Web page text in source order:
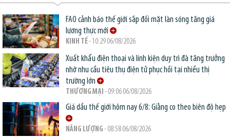
FAO cảnh báo thế giới sắp đối mặt làn sóng tăng giá
lương thực mới
KINH TẾ- 10:29 06/08/2026
Xuất khẩu điện thoại và linh kiện duy trì đà tăng trưởng
nhờ nhu cầu tiêu thụ điện tử phục hồi tại nhiều thị
trường lớn
THƯƠNG MẠI - 09:06 06/08/2026
Giá dầu thế giới hôm nay 6/8: Giằng co theo biên độ hẹp
NĂNG LƯỢNG - 08:58 06/08/2026